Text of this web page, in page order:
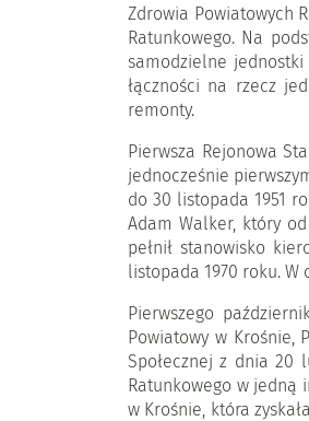
Zdrowia Powiatowych
Ratunkowego. Na
samodzielne jednostki
łączności na rzecz
remonty.
Pierwsza Rejonowa
jednocześnie
do 30 listopada 1951
Adam Walker, który
pełnił stanowisko
listopada 1970 roku. W
Pierwszego
Powiatowy w Krośnie,
Społecznej z dnia 20
Ratunkowego w jedną
w Krośnie, która